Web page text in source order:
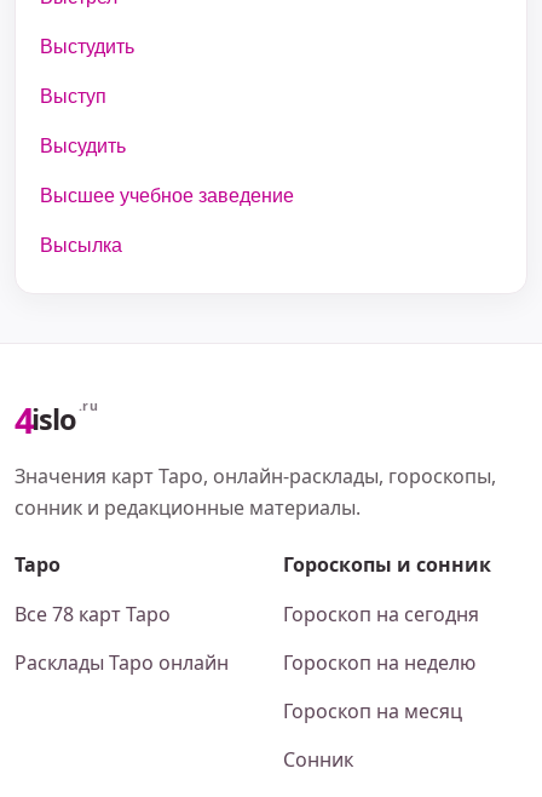
Выстудить
Выступ
Высудить
Высшее учебное заведение
Высылка
4islo .ru
Значения карт Таро, онлайн-расклады, гороскопы,
сонник и редакционные материалы.
Таро
Все 78 карт Таро
Расклады Таро онлайн
Гороскопы и сонник
Гороскоп на сегодня
Гороскоп на неделю
Гороскоп на месяц
Сонник